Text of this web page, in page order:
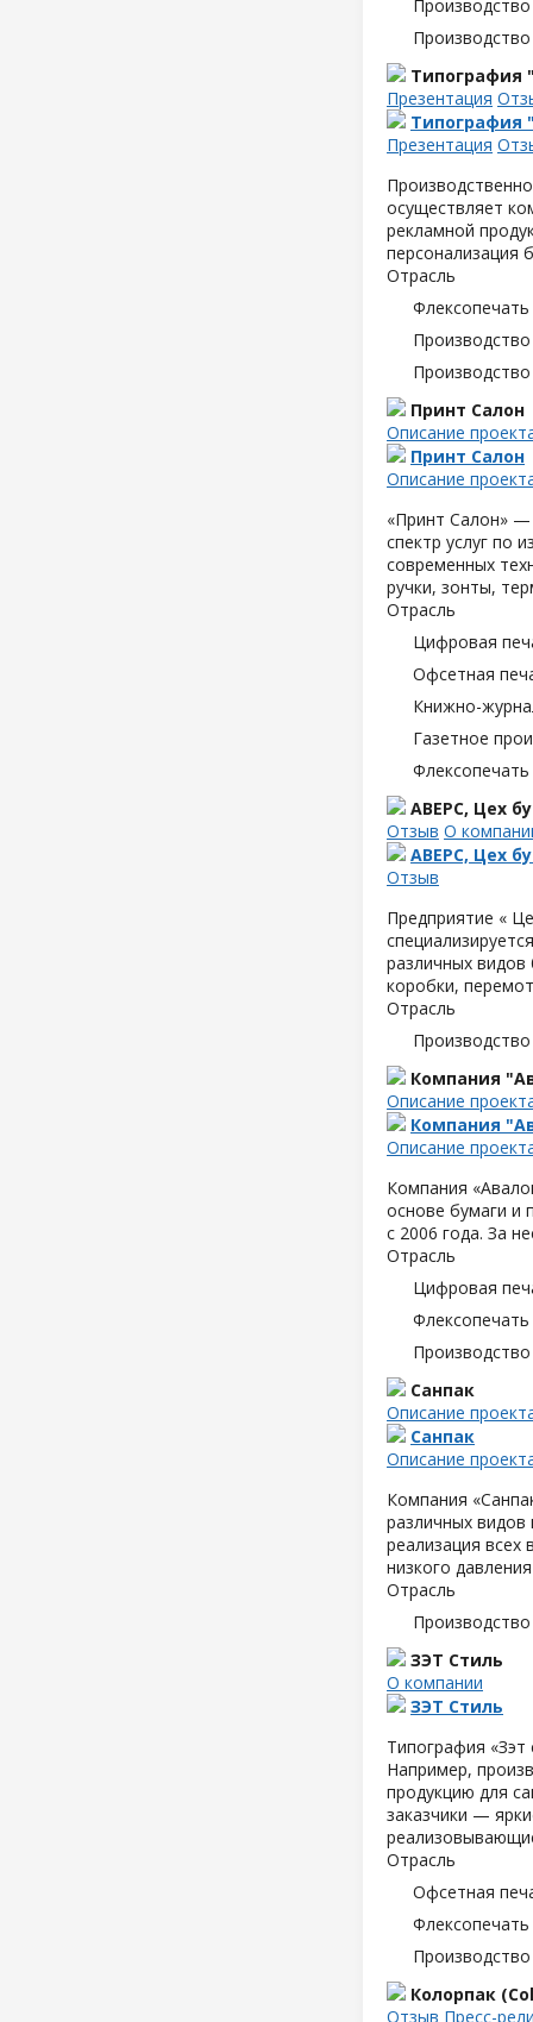
Типография
Презентация
Типография
Презентация
осуществляет
рекламной
персонализация
Отрасль
Принт Салон
Описание
Принт Салон
Описание
«Принт Салон» —
спектр услуг по
современных
ручки, зонты,
Отрасль
Цифровая
Офсетная
Книжно-
Газетное
АВЕРС, Цех
Отзыв О
АВЕРС, Цех
Отзыв
Предприятие «
различных видов
коробки,
Отрасль
Компания
Описание
Компания
Описание
Компания
основе бумаги и
с 2006 года. За
Отрасль
Цифровая
Санпак
Описание
Санпак
Описание
Компания
различных видов
реализация всех
низкого
Отрасль
ЗЭТ Стиль
О компании
ЗЭТ Стиль
Типография «Зэт
Например,
продукцию для
заказчики —
Отрасль
Офсетная
Колорпак
Отзыв Пресс-